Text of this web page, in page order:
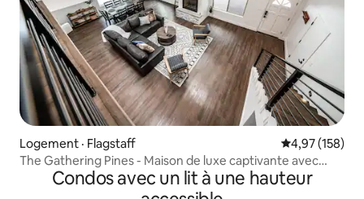
Logement · Flagstaff Note
4,97 (158)
The Gathering Pines - Maison de luxe captivante avec
climatisation
Condos avec un lit à une hauteur